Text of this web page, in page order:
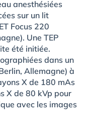
anesthésiées
sur un lit
Focus 220
Une TEP
été initiée.
dans un
Allemagne) à
X de 180 mAs
X de 80 kVp pour
avec les images